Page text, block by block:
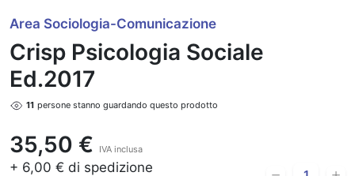
Area Sociologia-Comunicazione
Crisp Psicologia Sociale
Ed.2017
11 persone stanno guardando questo prodotto
35,50 € IVA inclusa
+ 6,00 € di spedizione